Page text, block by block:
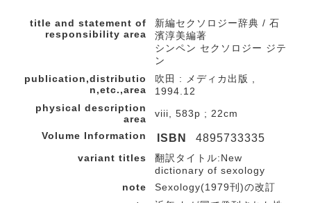
title and statement of
responsibility area
新編セクソロジー辞典 / 石
濱淳美編著
シンペン セクソロジー ジテ
ン
publication,distributio
n,etc.,area
吹田 : メディカ出版 ,
1994.12
physical description
area
viii, 583p ; 22cm
Volume Information
ISBN 4895733335
variant titles
翻訳タイトル:New
dictionary of sexology
note
Sexology(1979刊)の改訂